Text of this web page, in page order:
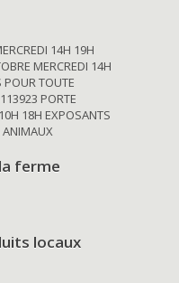
14H 19H
MERCREDI 14H
POUR TOUTE
PORTE
18H EXPOSANTS
ANIMAUX
ferme
locaux